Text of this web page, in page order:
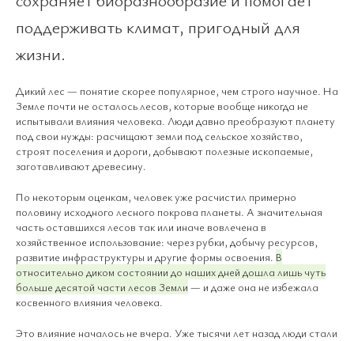
поддерживать климат, пригодный для
жизни.
Дикий лес — понятие скорее популярное, чем строго научное. На
Земле почти не осталось лесов, которые вообще никогда не
испытывали влияния человека. Люди давно преобразуют планету
под свои нужды: расчищают земли под сельское хозяйство,
строят поселения и дороги, добывают полезные ископаемые,
заготавливают древесину.
По некоторым оценкам, человек уже расчистил примерно
половину исходного лесного покрова планеты. А значительная
часть оставшихся лесов так или иначе вовлечена в
хозяйственное использование: через рубки, добычу ресурсов,
развитие инфраструктуры и другие формы освоения. В
относительно диком состоянии до наших дней дошла лишь чуть
больше десятой части лесов Земли — и даже она не избежала
косвенного влияния человека.
Это влияние началось не вчера. Уже тысячи лет назад люди стали